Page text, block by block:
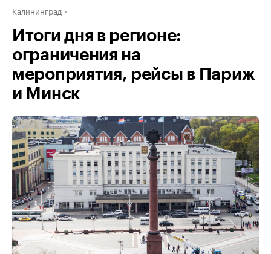
Калининград
Итоги дня в регионе:
ограничения на
мероприятия, рейсы в Париж
и Минск